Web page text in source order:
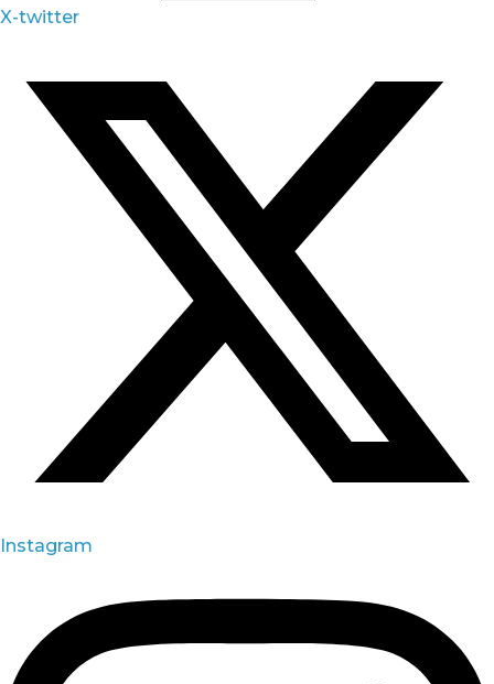
X-twitter
Instagram